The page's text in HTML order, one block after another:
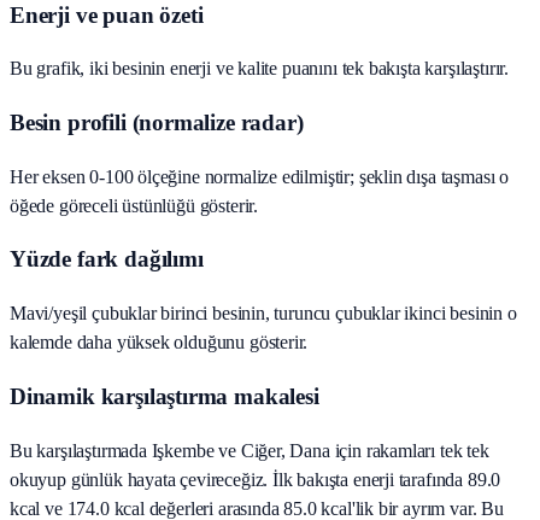
Enerji ve puan özeti
Bu grafik, iki besinin enerji ve kalite puanını tek bakışta karşılaştırır.
Besin profili (normalize radar)
Her eksen 0-100 ölçeğine normalize edilmiştir; şeklin dışa taşması o
öğede göreceli üstünlüğü gösterir.
Yüzde fark dağılımı
Mavi/yeşil çubuklar birinci besinin, turuncu çubuklar ikinci besinin o
kalemde daha yüksek olduğunu gösterir.
Dinamik karşılaştırma makalesi
Bu karşılaştırmada Işkembe ve Ciğer, Dana için rakamları tek tek
okuyup günlük hayata çevireceğiz. İlk bakışta enerji tarafında 89.0
kcal ve 174.0 kcal değerleri arasında 85.0 kcal'lik bir ayrım var. Bu